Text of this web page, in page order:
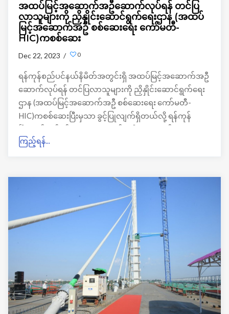
အထပ်မြင့်အဆောက်အဦဆောက်လုပ်ရန် တင်ပြ
လာသူများကို ညှိနှိုင်းဆောင်ရွက်ရေးဌာန (အထပ်
မြင့်အဆောက်အဦ စစ်ဆေးရေး ကော်မတီ-
HIC)ကစစ်ဆေး
Dec 22, 2023 / 0
ရန်ကုန်စည်ပင်နယ်နိမိတ်အတွင်းရှိ အထပ်မြင့်အဆောက်အဦ
ဆောက်လုပ်ရန် တင်ပြလာသူများကို ညှိနှိုင်းဆောင်ရွက်ရေး
ဌာန (အထပ်မြင့်အဆောက်အဦ စစ်ဆေးရေး ကော်မတီ-
HIC)ကစစ်ဆေးပြီးမှသာ ခွင့်ပြုလျက်ရှိတယ်လို့ ရန်ကုန်
ကနေသိရပါတယ်။
ကြည့်ရန်...